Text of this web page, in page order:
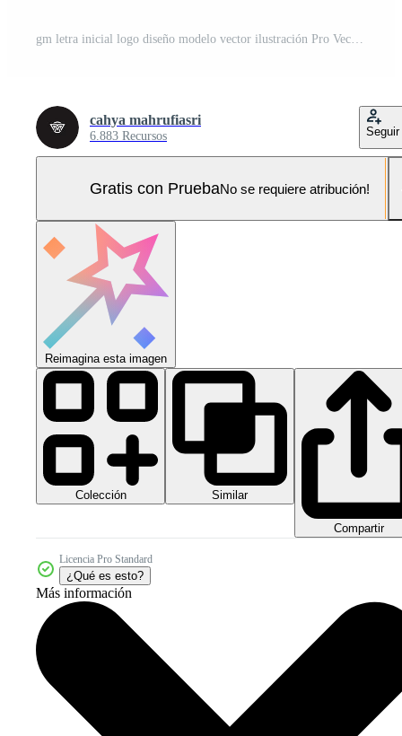
gm letra inicial logo diseño modelo vector ilustración Pro Vector y Pro SVG
cahya mahrufiasri
6.883 Recursos Seguir
Gratis con PruebaNo se requiere atribución!
Reimagina esta imagen
Colección Similar
Compartir
Licencia Pro Standard
¿Qué es esto?
Más información